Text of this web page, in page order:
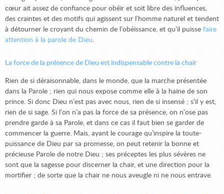
cœur ait assez de confiance pour obéir et soit libre des influences,
des craintes et des motifs qui agissent sur l’homme naturel et tendent
à détourner le croyant du chemin de l’obéissance, et qu’il puisse faire
attention à la parole de Dieu.
La force de la présence de Dieu est indispensable contre la chair
Rien de si déraisonnable, dans le monde, que la marche présentée
dans la Parole ; rien qui nous expose comme elle à la haine de son
prince. Si donc Dieu n’est pas avec nous, rien de si insensé ; s’il y est,
rien de si sage. Si l’on n’a pas la force de sa présence, on n’ose pas
prendre garde à sa Parole, et dans ce cas il faut bien se garder de
commencer la guerre. Mais, ayant le courage qu’inspire la toute-
puissance de Dieu par sa promesse, on peut retenir la bonne et
précieuse Parole de notre Dieu ; ses préceptes les plus sévères ne
sont que la sagesse pour discerner la chair, et une direction pour la
mortifier ; de sorte que la chair ne nous aveugle ni ne nous entrave.